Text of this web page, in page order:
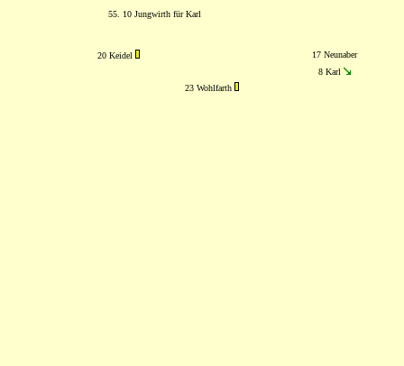
55. 10 Jungwirth für Karl
20 Keidel
17 Neunaber
8 Karl
23 Wohlfarth